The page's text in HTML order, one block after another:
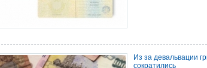
Из за девальвации
сократились